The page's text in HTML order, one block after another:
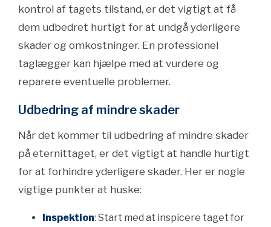
kontrol af tagets tilstand, er det vigtigt at få
dem udbedret hurtigt for at undgå yderligere
skader og omkostninger. En professionel
taglægger kan hjælpe med at vurdere og
reparere eventuelle problemer.
Udbedring af mindre skader
Når det kommer til udbedring af mindre skader
på eternittaget, er det vigtigt at handle hurtigt
for at forhindre yderligere skader. Her er nogle
vigtige punkter at huske:
Inspektion: Start med at inspicere taget for